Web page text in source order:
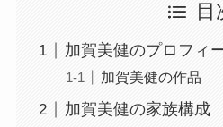
目
加賀美健のプロフィ
加賀美健の作品
加賀美健の家族構成